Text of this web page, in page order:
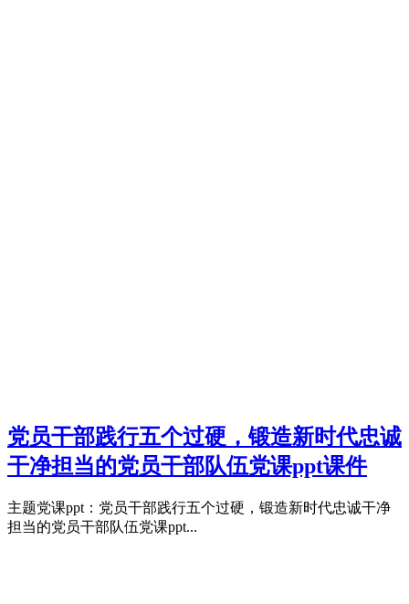
党员干部践行五个过硬，锻造新时代忠诚
干净担当的党员干部队伍党课ppt课件
主题党课ppt：党员干部践行五个过硬，锻造新时代忠诚干净
担当的党员干部队伍党课ppt...